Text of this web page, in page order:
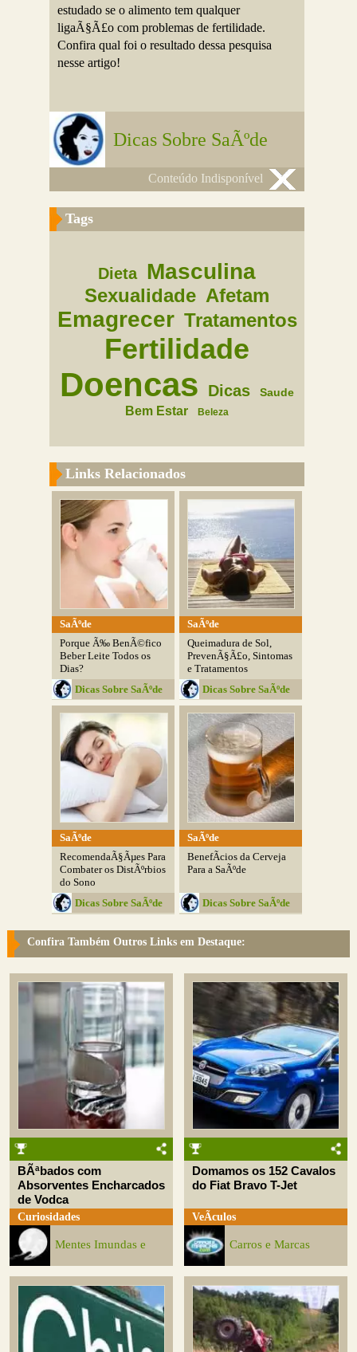
estudado se o alimento tem qualquer
ligaÃ§Ã£o com problemas de fertilidade.
Confira qual foi o resultado dessa pesquisa
nesse artigo!
Dicas Sobre SaÃºde
Conteúdo Indisponível
Tags
Dieta Masculina
Sexualidade Afetam
Emagrecer Tratamentos
Fertilidade
Doencas Dicas Saude
Bem Estar Beleza
Links Relacionados
SaÃºde
Porque Ã‰ BenÃ©fico
Beber Leite Todos os
Dias?
Dicas Sobre SaÃºde
SaÃºde
Queimadura de Sol,
PrevenÃ§Ã£o, Sintomas
e Tratamentos
Dicas Sobre SaÃºde
SaÃºde
RecomendaÃ§Ãµes Para
Combater os DistÃºrbios
do Sono
Dicas Sobre SaÃºde
SaÃºde
BenefÃ­cios da Cerveja
Para a SaÃºde
Dicas Sobre SaÃºde
Confira Também Outros Links em Destaque:
BÃªbados com
Absorventes Encharcados
de Vodca
Curiosidades
Mentes Imundas e
Domamos os 152 Cavalos
do Fiat Bravo T-Jet
VeÃ­culos
Carros e Marcas